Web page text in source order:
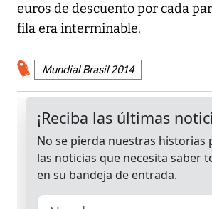
euros de descuento por cada
fila era interminable.
Mundial Brasil 2014